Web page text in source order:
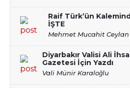
Raif Türk’ün
İŞTE
Mehmet Mucahit Ceylan
Diyarbakır Valisi Ali
Gazetesi İçin Yazdı
Vali Münir Karaloğlu